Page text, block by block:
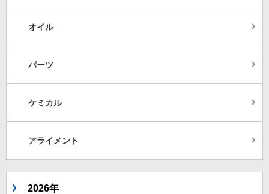
オイル
パーツ
ケミカル
アライメント
2026年